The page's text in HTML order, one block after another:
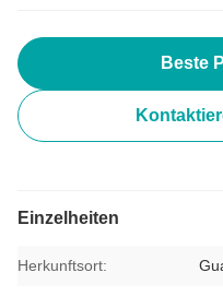
Beste
Einzelheiten
Herkunftsort: